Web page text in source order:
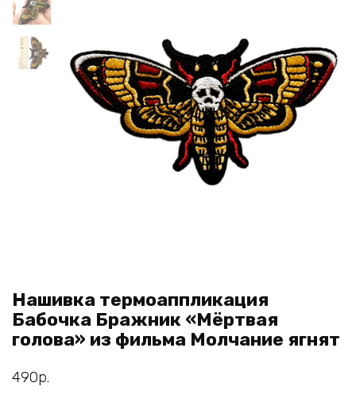
Нашивка термоаппликация
Бабочка Бражник «Мёртвая
голова» из фильма Молчание ягнят
490р.